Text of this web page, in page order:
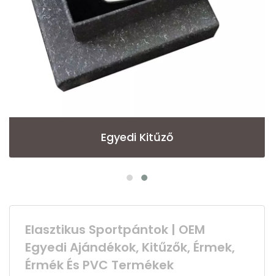
Egyedi Kitűző
Elasztikus Sportpántok | OEM
Egyedi Ajándékok, Kitűzők, Érmek,
Érmék És PVC Termékek